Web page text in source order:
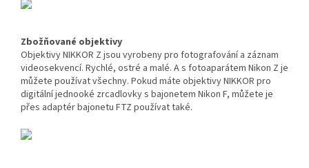
Zbožňované objektivy
Objektivy NIKKOR Z jsou vyrobeny pro fotografování a záznam
videosekvencí. Rychlé, ostré a malé. A s fotoaparátem Nikon Z je
můžete používat všechny. Pokud máte objektivy NIKKOR pro
digitální jednooké zrcadlovky s bajonetem Nikon F, můžete je
přes adaptér bajonetu FTZ používat také.